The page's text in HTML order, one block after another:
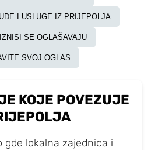
I USLUGE IZ PRIJEPOLJA
SE OGLAŠAVAJU
SVOJ OGLAS
KOJE POVEZUJE
gde lokalna zajednica i